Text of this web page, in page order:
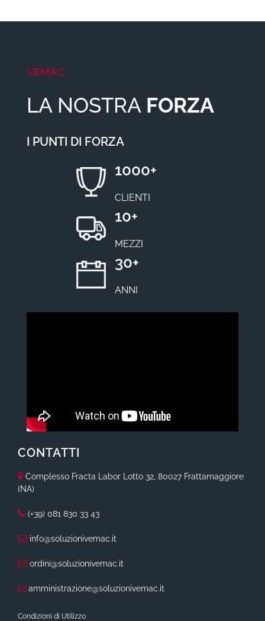
VEMAC
LA NOSTRA FORZA
I PUNTI DI FORZA
1000+
CLIENTI
10+
MEZZI
30+
ANNI
CONTATTI
Complesso Fracta Labor Lotto 32, 80027 Frattamaggiore
(NA)
(+39) 081 830 33 43
info@soluzionivemac.it
ordini@soluzionivemac.it
amministrazione@soluzionivemac.it
Condizioni di Utilizzo